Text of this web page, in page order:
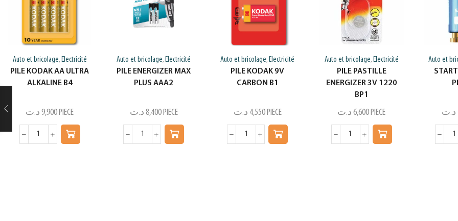
Auto et bricolage, Electricité
PILE KODAK AA ULTRA
ALKALINE B4
9,900 د.ت PIECE
Auto et bricolage,Electricité
PILE ENERGIZER MAX
PLUS AAA2
8,400 د.ت PIECE
Auto et bricolage,Electricité
PILE KODAK 9V
CARBON B1
4,550 د.ت PIECE
Auto et bricolage, Electricité
PILE PASTILLE
ENERGIZER 3V 1220
BP1
6,600 د.ت PIECE
Auto et
د.ت